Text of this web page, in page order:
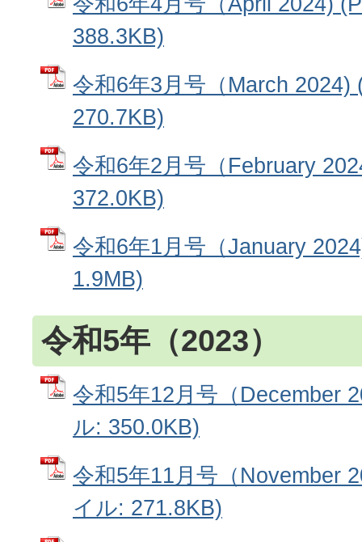
388.3KB)
令和6年3月号（March 2024)
270.7KB)
令和6年2月号（February
372.0KB)
令和6年1月号（January
1.9MB)
令和5年（2023）
令和5年12月号（December
ル: 350.0KB)
令和5年11月号（November
イル: 271.8KB)